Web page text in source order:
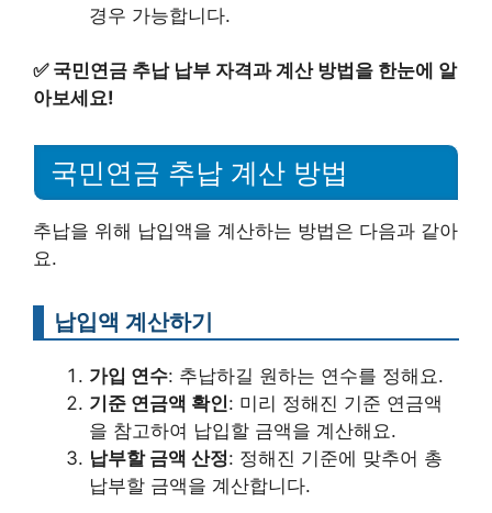
경우 가능합니다.
✅ 국민연금 추납 납부 자격과 계산 방법을 한눈에 알
아보세요!
국민연금 추납 계산 방법
추납을 위해 납입액을 계산하는 방법은 다음과 같아
요.
납입액 계산하기
가입 연수: 추납하길 원하는 연수를 정해요.
기준 연금액 확인: 미리 정해진 기준 연금액
을 참고하여 납입할 금액을 계산해요.
납부할 금액 산정: 정해진 기준에 맞추어 총
납부할 금액을 계산합니다.